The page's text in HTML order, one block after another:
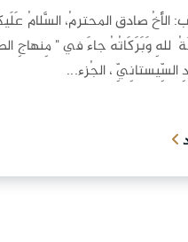
الأَخُ صادق المحترمُ، السَّلامُ
ٱللهِ وَبَرَكَاتُهُ جاءَ في " مِنهاجِ
السِّيستانِيِّ ، الجُزء...